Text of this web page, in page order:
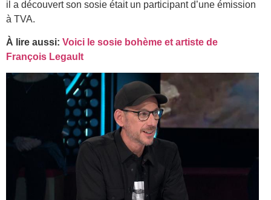
il a découvert son sosie était un participant d’une émission
à TVA.
À lire aussi: Voici le sosie bohème et artiste de
François Legault